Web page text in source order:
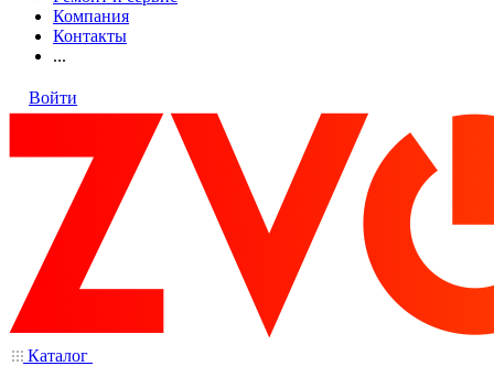
Компания
Контакты
...
Войти
Каталог